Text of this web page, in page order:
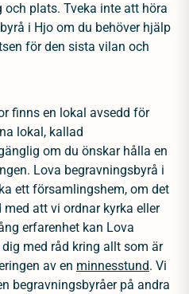
plats. Tveka inte att höra
i Hjo om du behöver hjälp
för den sista vilan och
finns en lokal avsedd för
lokal, kallad
om du önskar hålla en
Lova begravningsbyrå i
ett församlingshem, om det
att vi ordnar kyrka eller
erfarenhet kan Lova
med råd kring allt som är
av en minnesstund. Vi
begravningsbyråer på andra